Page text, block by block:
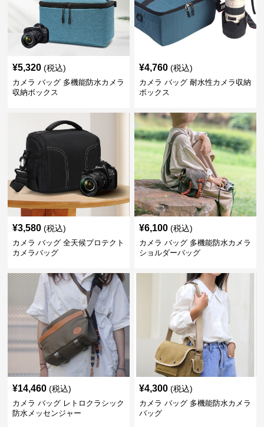
¥5,320 (税込)
カメラ バッグ 多機能防水カメラ
収納ボックス
¥4,760 (税込)
カメラ バッグ 耐水性カメラ収納
ボックス
¥3,580 (税込)
カメラ バッグ 全天候プロテクト
カメラバッグ
¥6,100 (税込)
カメラ バッグ 多機能防水カメラ
ショルダーバッグ
¥14,460 (税込)
カメラ バッグ レトロクラシック
防水メッセンジャー
¥4,300 (税込)
カメラ バッグ 多機能防水カメラ
バッグ